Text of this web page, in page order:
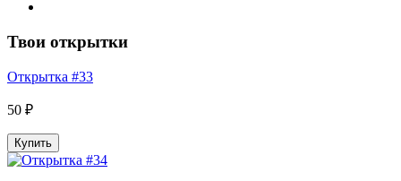
Твои открытки
Открытка #33
50 ₽
Купить